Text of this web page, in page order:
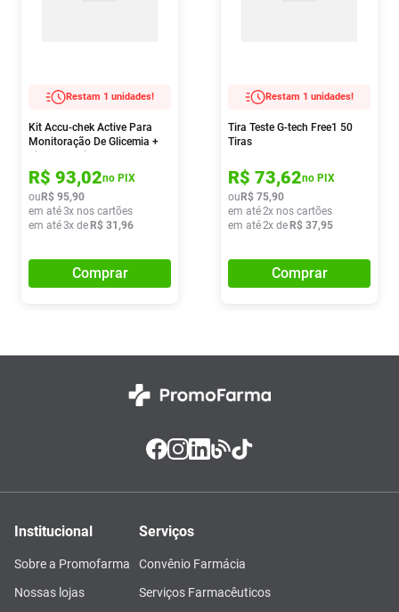
Restam 1 unidades!
Kit Accu-chek Active Para
Monitoração De Glicemia +
R$ 93,02no PIX
ou R$ 95,90
em até3x nos cartões
em até3x de R$ 31 ,96
Comprar
Restam 1 unidades!
Tira Teste G-tech Free1 50
Tiras
R$ 73,62no PIX
ou R$ 75,90
em até2x nos cartões
em até2x de R$ 37,95
Comprar
Institucional
Sobre a Promofarma
Nossas lojas
Serviços
Convênio Farmácia
Serviços Farmacêuticos